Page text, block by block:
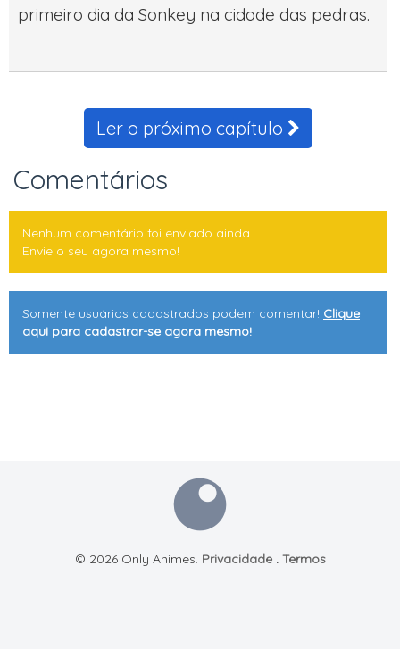
primeiro dia da Sonkey na cidade das pedras.
Ler o próximo capítulo
Comentários
Nenhum comentário foi enviado ainda.
Envie o seu agora mesmo!
Somente usuários cadastrados podem comentar! Clique
aqui para cadastrar-se agora mesmo!
© 2026 Only Animes. Privacidade. Termos